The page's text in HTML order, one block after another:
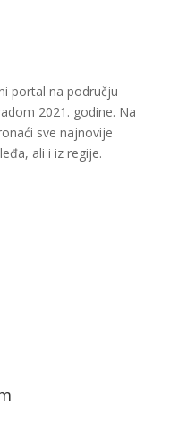
portal na području
2021. godine. Na
sve najnovije
ali i iz regije.